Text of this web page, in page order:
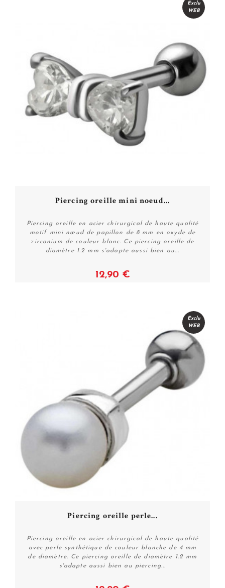
Plus de détails
Exclu
WEB
Piercing oreille mini noeud...
Piercing oreille en acier chirurgical de haute qualité
motif mini nœud de papillon de 8 mm en oxyde de
zirconium de couleur blanc. Ce piercing oreille de
diamètre 1.2 mm s'adapte aussi bien au...
12,90 €
Exclu
WEB
Piercing oreille perle...
Piercing oreille en acier chirurgical de haute qualité
avec perle synthétique de couleur blanche de 4 mm
de diamètre. Ce piercing oreille de diamètre 1.2 mm
s'adapte aussi bien au piercing...